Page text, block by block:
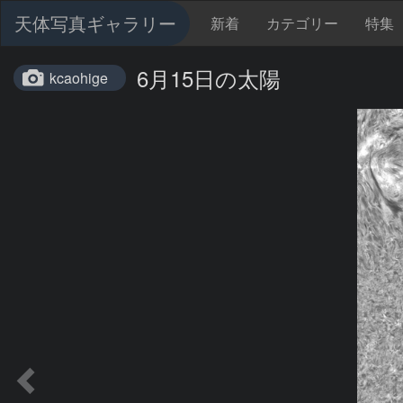
天体写真ギャラリー 新着 カテゴリー 特集
kcaohige 6月15日の太陽